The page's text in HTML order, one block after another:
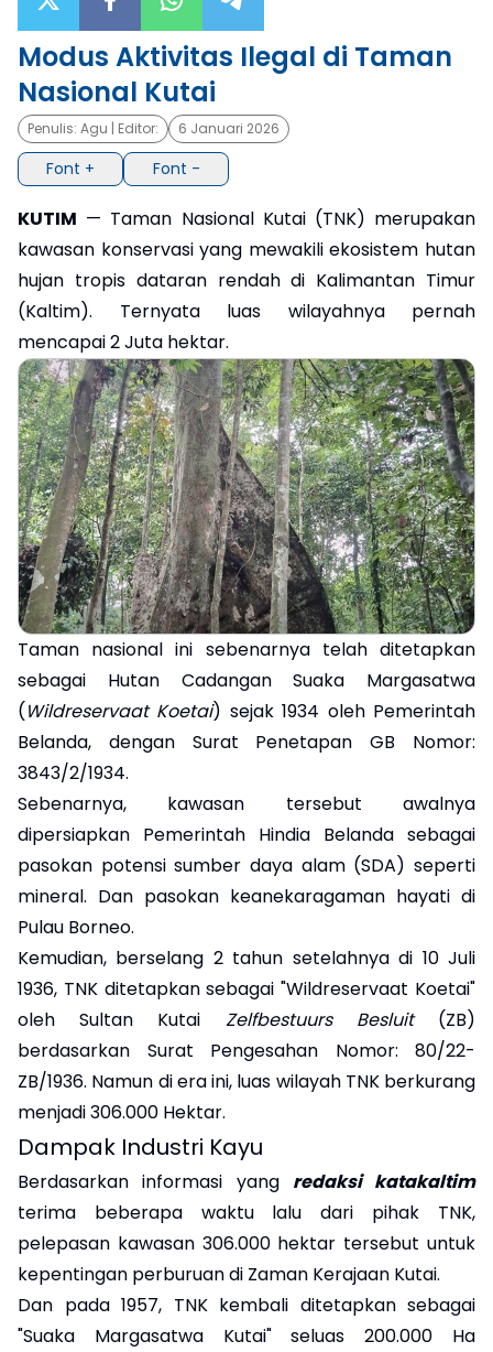
×
Modus Aktivitas Ilegal di Taman
Nasional Kutai
Penulis: Agu | Editor: 6 Januari 2026
Font + Font -
KUTIM — Taman Nasional Kutai (TNK) merupakan
kawasan konservasi yang mewakili ekosistem hutan
hujan tropis dataran rendah di Kalimantan Timur
(Kaltim). Ternyata luas wilayahnya pernah
mencapai 2 Juta hektar.
Taman nasional ini sebenarnya telah ditetapkan
sebagai Hutan Cadangan Suaka Margasatwa
(Wildreservaat Koetai) sejak 1934 oleh Pemerintah
Belanda, dengan Surat Penetapan GB Nomor:
3843/2/1934.
Sebenarnya, kawasan tersebut awalnya
dipersiapkan Pemerintah Hindia Belanda sebagai
pasokan potensi sumber daya alam (SDA) seperti
mineral. Dan pasokan keanekaragaman hayati di
Pulau Borneo.
Kemudian, berselang 2 tahun setelahnya di 10 Juli
1936, TNK ditetapkan sebagai "Wildreservaat Koetai"
oleh Sultan Kutai Zelfbestuurs Besluit(ZB)
berdasarkan Surat Pengesahan Nomor: 80/22-
ZB/1936. Namun di era ini, luas wilayah TNK berkurang
menjadi 306.000 Hektar.
Dampak Industri Kayu
Berdasarkan informasi yang redaksi katakaltim
terima beberapa waktu lalu dari pihak TNK,
pelepasan kawasan 306.000 hektar tersebut untuk
kepentingan perburuan di Zaman Kerajaan Kutai.
Dan pada 1957, TNK kembali ditetapkan sebagai
"Suaka Margasatwa Kutai" seluas 200.000 Ha